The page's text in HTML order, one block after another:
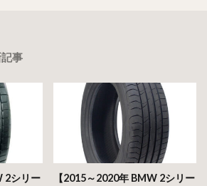
事
2シリー
【2015～2020年 BMW 2シリー